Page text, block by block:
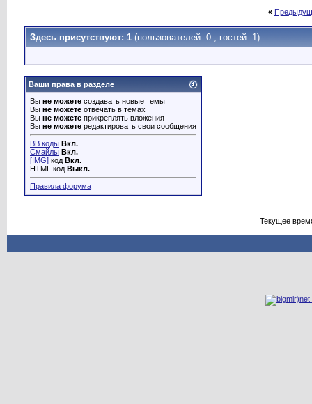
«
Здесь присутствуют: 1 (пользователей: 0 , гостей: 1)
Ваши права в разделе
Вы не можете создавать новые темы
Вы не можете отвечать в темах
Вы не можете прикреплять вложения
Вы не можете редактировать свои сообщения
BB коды Вкл.
Смайлы Вкл.
[IMG] код Вкл.
HTML код Выкл.
Правила форума
Текущее